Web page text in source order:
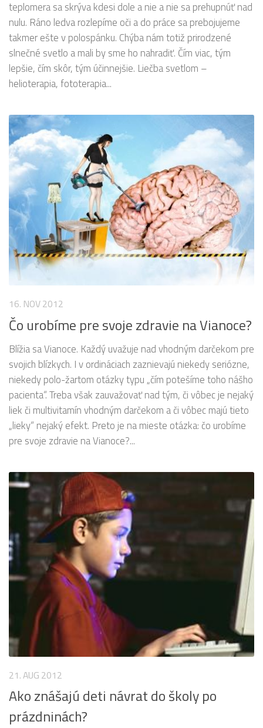
teplomera sa skrýva kdesi dole a nie a nie sa prehupnúť nad
nulu. Ráno ledva rozlepíme oči a do práce sa prebojujeme
takmer ešte v polospánku. Chýba nám totiž prirodzené
slnečné svetlo a mali by sme ho nahradiť. Čím viac, tým
lepšie, čím skôr, tým účinnejšie. Liečba svetlom –
helioterapia, fototerapia...
16. NOV 2012
Čo urobíme pre svoje zdravie na Vianoce?
Blížia sa Vianoce. Každý uvažuje nad vhodným darčekom pre
svojich blízkych. I v ordináciach zaznievajú niekedy seriózne,
niekedy polo-žartom otázky typu „čím potešíme toho nášho
pacienta“. Treba však zauvažovať nad tým, či vôbec je nejaký
liek či multivitamín vhodným darčekom a či vôbec majú tieto
„lieky“ nejaký efekt. Preto je na mieste otázka: čo urobíme
pre svoje zdravie na Vianoce?...
21. AUG 2012
Ako znášajú deti návrat do školy po
prázdninách?